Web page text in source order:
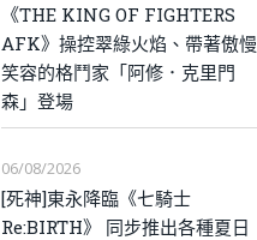
《THE KING OF FIGHTERS
AFK》操控翠綠火焰、帶著傲慢
笑容的格鬥家「阿修．克里門
森」登場
06/08/2026
[死神]東永降臨《七騎士
Re:BIRTH》 同步推出各種夏日